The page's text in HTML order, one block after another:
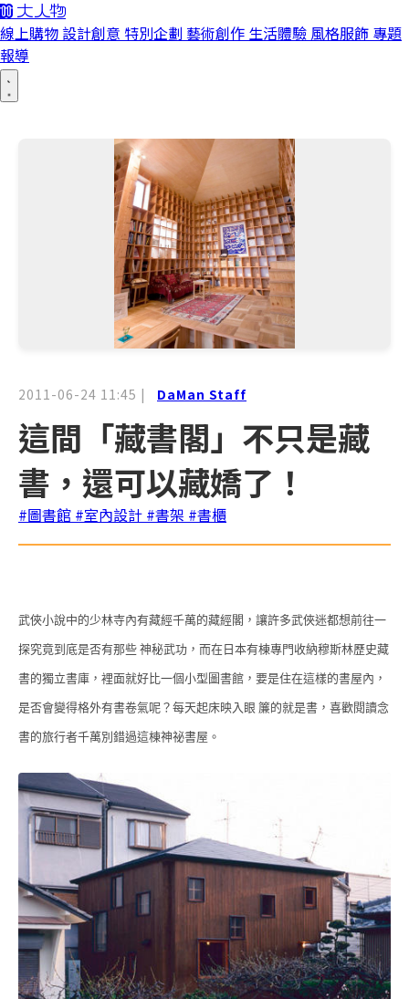
線上購物 設計創意 特別企劃 藝術創作 生活體驗 風格服飾 專題
報導
2011-06-24 11:45 | DaMan Staff
這間「藏書閣」不只是藏
書，還可以藏嬌了！
#圖書館 #室內設計 #書架 #書櫃
武俠小說中的少林寺內有藏經千萬的藏經閣，讓許多武俠迷都想前往一
探究竟到底是否有那些 神秘武功，而在日本有棟專門收納穆斯林歷史藏
書的獨立書庫，裡面就好比一個小型圖書館，要是住在這樣的書屋內，
是否會變得格外有書卷氣呢？每天起床映入眼 簾的就是書，喜歡閱讀念
書的旅行者千萬別錯過這棟神祕書屋。